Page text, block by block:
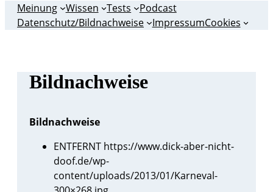
Meinung Wissen Tests
Podcast
Datenschutz/Bildnachweise
ImpressumCookies
Bildnachweise
Bildnachweise
ENTFERNT https://www.dick-aber-nicht-
doof.de/wp-
content/uploads/2013/01/Karneval-